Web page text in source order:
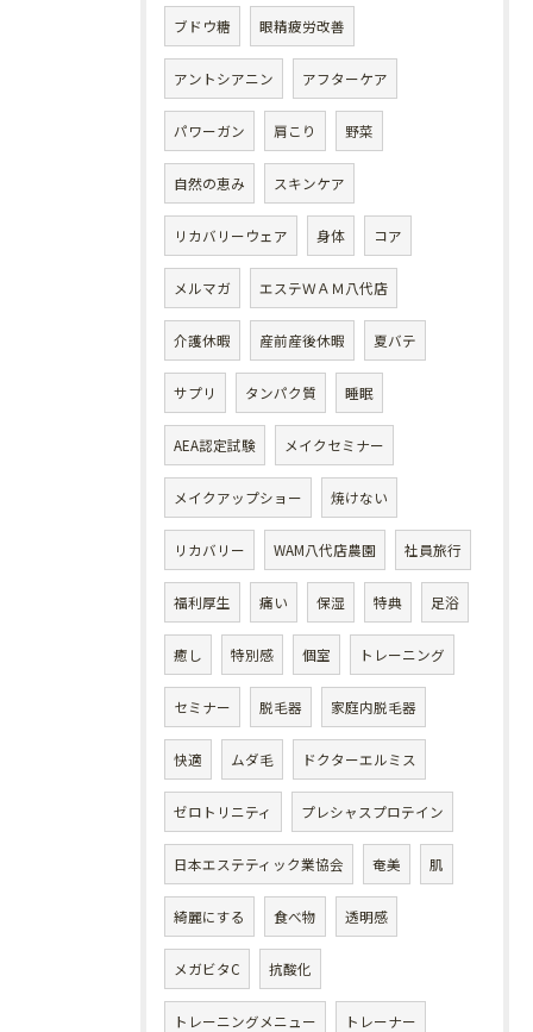
ブドウ糖 眼精疲労改善
アントシアニン アフターケア
パワーガン 肩こり 野菜
自然の恵み スキンケア
リカバリーウェア 身体 コア
メルマガ エステＷＡＭ八代店
介護休暇 産前産後休暇 夏バテ
サプリ タンパク質 睡眠
AEA認定試験 メイクセミナー
メイクアップショー 焼けない
リカバリー WAM八代店農園 社員旅行
福利厚生 痛い 保湿 特典 足浴
癒し 特別感 個室 トレーニング
セミナー 脱毛器 家庭内脱毛器
快適 ムダ毛 ドクターエルミス
ゼロトリニティ プレシャスプロテイン
日本エステティック業協会 奄美 肌
綺麗にする 食べ物 透明感
メガビタC 抗酸化
トレーニングメニュー トレーナー